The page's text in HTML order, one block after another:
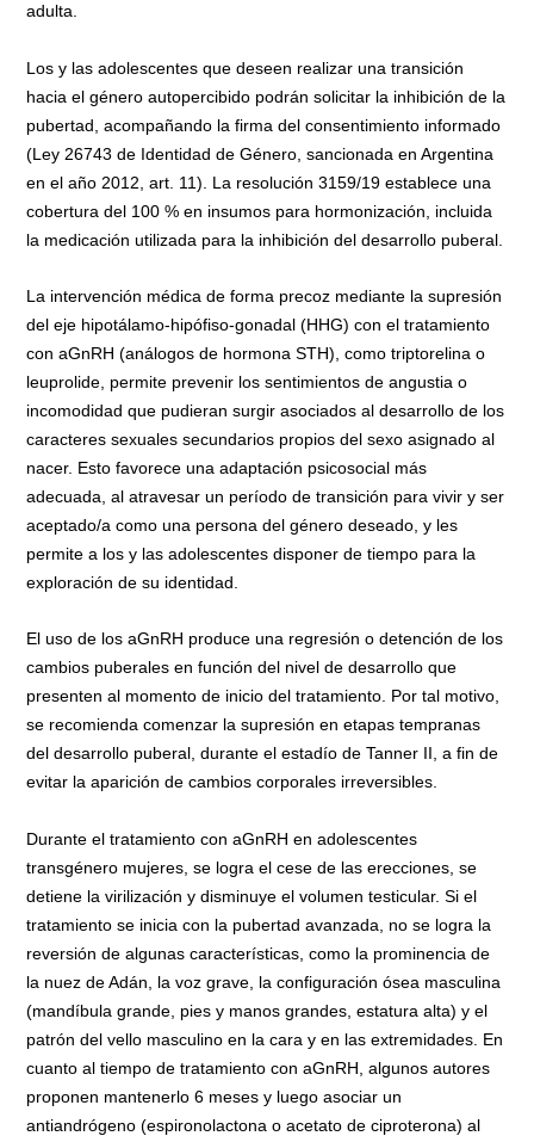
adulta.
Los y las adolescentes que deseen realizar una transición
hacia el género autopercibido podrán solicitar la inhibición de la
pubertad, acompañando la firma del consentimiento informado
(Ley 26743 de Identidad de Género, sancionada en Argentina
en el año 2012, art. 11). La resolución 3159/19 establece una
cobertura del 100 % en insumos para hormonización, incluida
la medicación utilizada para la inhibición del desarrollo puberal.
La intervención médica de forma precoz mediante la supresión
del eje hipotálamo-hipófiso-gonadal (HHG) con el tratamiento
con aGnRH (análogos de hormona STH), como triptorelina o
leuprolide, permite prevenir los sentimientos de angustia o
incomodidad que pudieran surgir asociados al desarrollo de los
caracteres sexuales secundarios propios del sexo asignado al
nacer. Esto favorece una adaptación psicosocial más
adecuada, al atravesar un período de transición para vivir y ser
aceptado/a como una persona del género deseado, y les
permite a los y las adolescentes disponer de tiempo para la
exploración de su identidad.
El uso de los aGnRH produce una regresión o detención de los
cambios puberales en función del nivel de desarrollo que
presenten al momento de inicio del tratamiento. Por tal motivo,
se recomienda comenzar la supresión en etapas tempranas
del desarrollo puberal, durante el estadío de Tanner II, a fin de
evitar la aparición de cambios corporales irreversibles.
Durante el tratamiento con aGnRH en adolescentes
transgénero mujeres, se logra el cese de las erecciones, se
detiene la virilización y disminuye el volumen testicular. Si el
tratamiento se inicia con la pubertad avanzada, no se logra la
reversión de algunas características, como la prominencia de
la nuez de Adán, la voz grave, la configuración ósea masculina
(mandíbula grande, pies y manos grandes, estatura alta) y el
patrón del vello masculino en la cara y en las extremidades. En
cuanto al tiempo de tratamiento con aGnRH, algunos autores
proponen mantenerlo 6 meses y luego asociar un
antiandrógeno (espironolactona o acetato de ciproterona) al